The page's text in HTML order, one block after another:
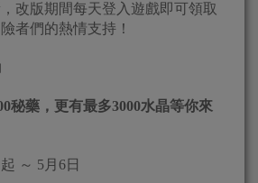
改版期間每天登入遊戲即可領取
者們的熱情支持！
秘藥，更有最多3000水晶等你來
～ 5月6日